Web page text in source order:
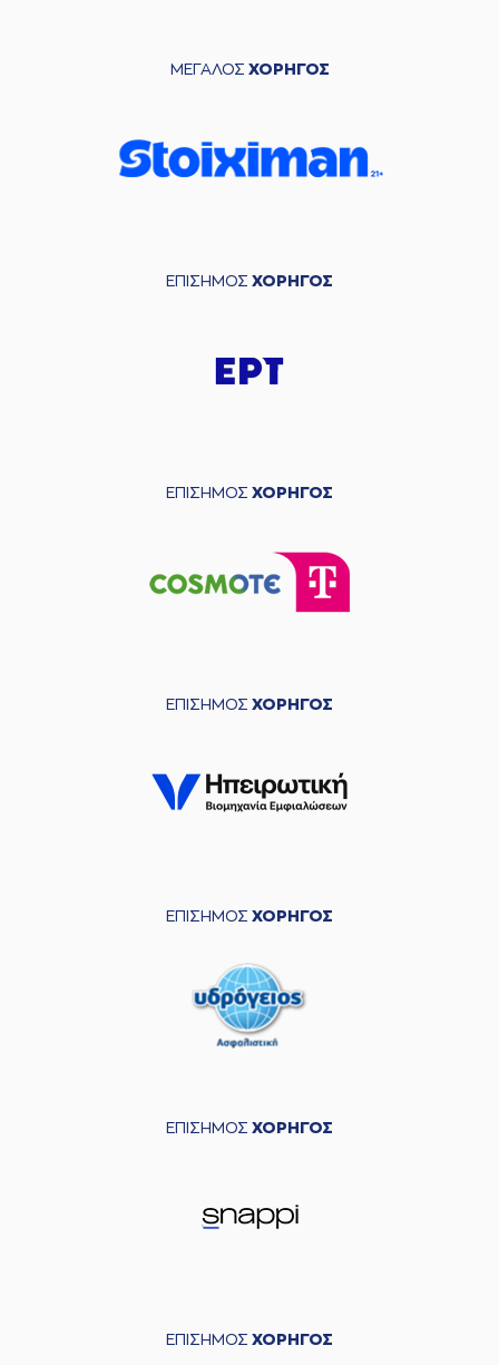
ΜΕΓΑΛΟΣ ΧΟΡΗΓΟΣ
ΕΠΙΣΗΜΟΣ ΧΟΡΗΓΟΣ
ΕΠΙΣΗΜΟΣ ΧΟΡΗΓΟΣ
ΕΠΙΣΗΜΟΣ ΧΟΡΗΓΟΣ
ΕΠΙΣΗΜΟΣ ΧΟΡΗΓΟΣ
ΕΠΙΣΗΜΟΣ ΧΟΡΗΓΟΣ
ΕΠΙΣΗΜΟΣ ΧΟΡΗΓΟΣ